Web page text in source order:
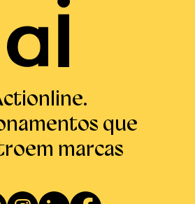
que
marcas